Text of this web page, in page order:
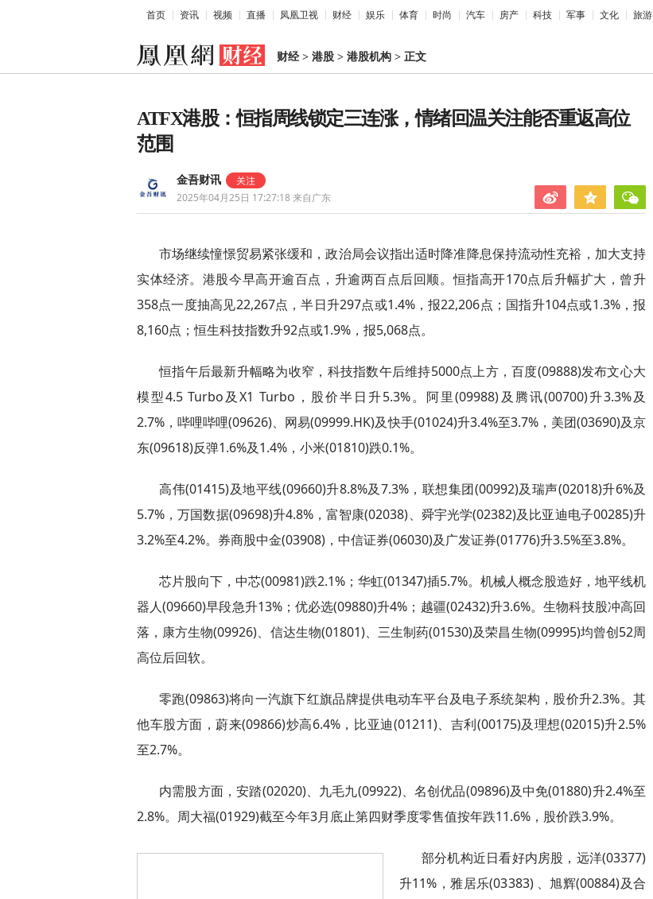
首页 资讯 视频 直播 凤凰卫视 财经 娱乐 体育 时尚 汽车 房产 科技 军事 文化 旅游
财经> 港股 > 港股机构 > 正文
ATFX港股：恒指周线锁定三连涨，情绪回温关注能否重返高位
范围
金吾财讯
2025年04月25日 17:27:18 来自广东
市场继续憧憬贸易紧张缓和，政治局会议指出适时降准降息保持流动性充裕，加大支持
实体经济。港股今早高开逾百点，升逾两百点后回顺。恒指高开170点后升幅扩大，曾升
358点一度抽高见22,267点，半日升297点或1.4%，报22,206点；国指升104点或1.3%，报
8,160点；恒生科技指数升92点或1.9%，报5,068点。
恒指午后最新升幅略为收窄，科技指数午后维持5000点上方，百度(09888)发布文心大
模型4.5 Turbo及X1 Turbo，股价半日升5.3%。阿里(09988)及腾讯(00700)升3.3%及
2.7%，哔哩哔哩(09626)、网易(09999.HK)及快手(01024)升3.4%至3.7%，美团(03690)及京
东(09618)反弹1.6%及1.4%，小米(01810)跌0.1%。
高伟(01415)及地平线(09660)升8.8%及7.3%，联想集团(00992)及瑞声(02018)升6%及
5.7%，万国数据(09698)升4.8%，富智康(02038)、舜宇光学(02382)及比亚迪电子00285)升
3.2%至4.2%。券商股中金(03908)，中信证券(06030)及广发证券(01776)升3.5%至3.8%。
芯片股向下，中芯(00981)跌2.1%；华虹(01347)插5.7%。机械人概念股造好，地平线机
器人(09660)早段急升13%；优必选(09880)升4%；越疆(02432)升3.6%。生物科技股冲高回
落，康方生物(09926)、信达生物(01801)、三生制药(01530)及荣昌生物(09995)均曾创52周
高位后回软。
零跑(09863)将向一汽旗下红旗品牌提供电动车平台及电子系统架构，股价升2.3%。其
他车股方面，蔚来(09866)炒高6.4%，比亚迪(01211)、吉利(00175)及理想(02015)升2.5%
至2.7%。
内需股方面，安踏(02020)、九毛九(09922)、名创优品(09896)及中免(01880)升2.4%至
2.8%。周大福(01929)截至今年3月底止第四财季度零售值按年跌11.6%，股价跌3.9%。
部分机构近日看好内房股，远洋(03377)
升11%，雅居乐(03383) 、旭辉(00884)及合